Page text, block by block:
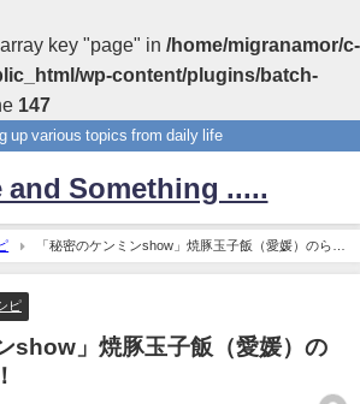
key "page" in /home/migranamor/c-
wp-content/plugins/batch-
147
up various topics from daily life
and Something .....
「秘密のケンミンshow」焼豚玉子飯（愛媛）のらく
ピ
show」焼豚玉子飯（愛媛）の